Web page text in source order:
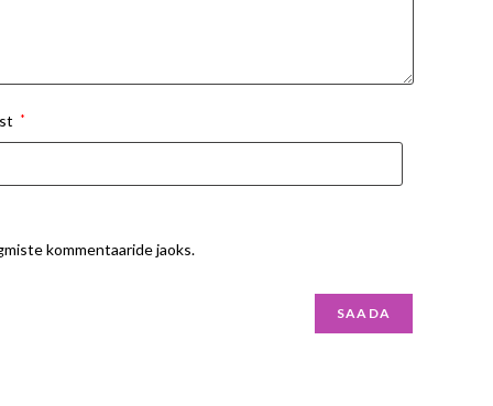
*
kommentaaride jaoks.